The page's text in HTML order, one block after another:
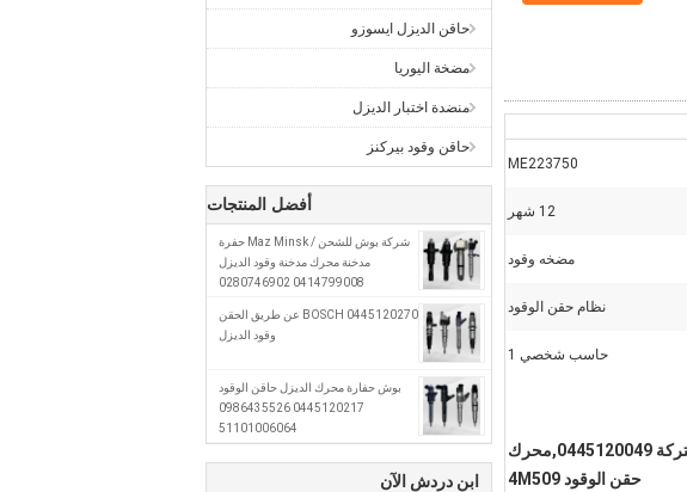
حاقن الديزل ايسوزو
مضخة اليوريا
منضدة اختبار الديزل
حاقن وقود بيركنز
أفضل المنتجات
شركة بوش للشحن / Maz Minsk حفرة
مدخنة محرك مدخنة وقود الديزل
0414799008 0280746902
0445120270 BOSCH عن طريق الحقن
وقود الديزل
بوش حفارة محرك الديزل حاقن الوقود
0445120217 0986435526
51101006064
ابن دردش الآن
ME223750
12 شهر
مضخه وقود
نظام حقن الوقود
حاسب شخصي 1
حقن وقود الديزل من شركة بوش لميتسوبيشي كانتر,حقن السكك الحديدية المشتركة 0445120049,محرك
حقن الوقود 4M509